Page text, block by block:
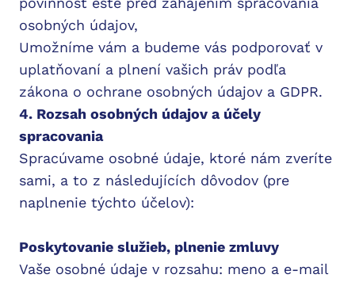
osobných údajov,
Umožníme vám a budeme vás podporovať v
uplatňovaní a plnení vašich práv podľa
zákona o ochrane osobných údajov a GDPR. ​​​​
4. Rozsah osobných údajov a účely
spracovania
Spracúvame osobné údaje, ktoré nám zveríte
sami, a to z následujících dôvodov (pre
naplnenie týchto účelov):
Poskytovanie služieb, plnenie zmluvy
Vaše osobné údaje v rozsahu: meno a e-mail